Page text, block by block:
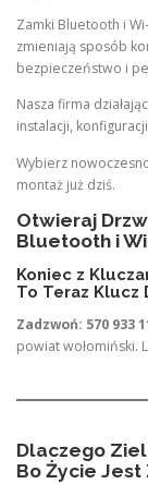
Zamki Bluetooth i
zmieniają sposób
bezpieczeństwo i
Nasza firma
instalacji,
Wybierz
montaż już dziś.
Otwieraj
Bluetooth i
Koniec z
To Teraz Klucz
Zadzwoń: 570 933
powiat wołomiński.
Dlaczego
Bo Życie Jest